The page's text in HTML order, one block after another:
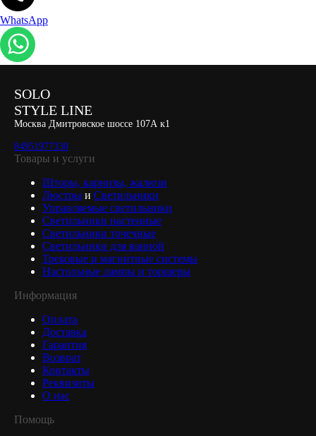
WhatsApp
SOLO
STYLE LINE
Москва Дмитровское шоссе 107А к1
84951977330
Товары и услуги
Шторы, карнизы, жалюзи
Люстры и Светильники
Управляемые светильники
Светильники настенные
Светильники точечные
Светильники для ванной
Трековые и магнитные системы
Настольные лампы и торшеры
Информация
Оплата
Доставка
Гарантия
Возврат
Контакты
Реквизиты
О нас
Помощь